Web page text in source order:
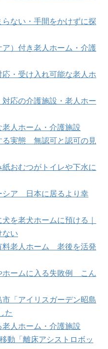
ない・手間をかけずに探
）付き老人ホーム・介護
・受け入れ可能な老人ホ
応の介護施設・老人ホー
人ホーム・介護施設
る実態 無認可と認可の見
おむつがトイレや下水に
シア 日本に居るより幸
を老犬ホームに預ける｜
ない
料老人ホーム 老後を活発
ホームに入る失敗例 こん
「アイリスガーデン昭島
た
人ホーム・介護施設
動「離床アシストロボッ